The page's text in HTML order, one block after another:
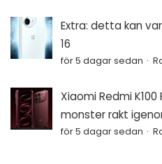
Extra: detta kan
16
för 5 dagar sedan
Xiaomi Redmi
monster rakt
för 5 dagar sedan